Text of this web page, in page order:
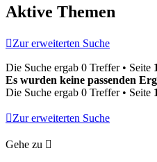
Aktive Themen
Zur erweiterten Suche
Die Suche ergab 0 Treffer • Seite 1
Es wurden keine passenden
Die Suche ergab 0 Treffer • Seite 1
Zur erweiterten Suche
Gehe zu